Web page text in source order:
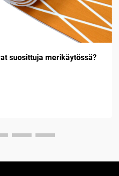
suosittuja merikäytössä?